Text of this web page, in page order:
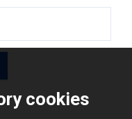
cookies